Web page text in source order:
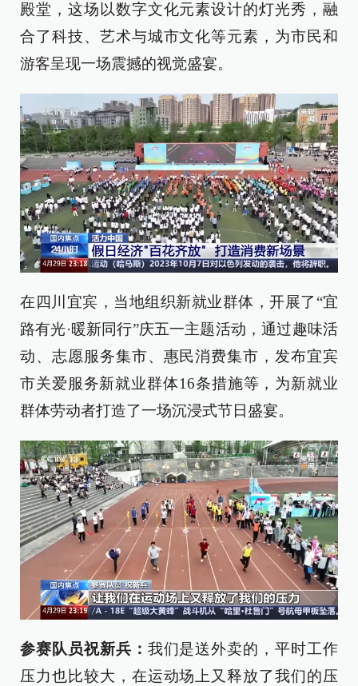
殿堂，这场以数字文化元素设计的灯光秀，融
合了科技、艺术与城市文化等元素，为市民和
游客呈现一场震撼的视觉盛宴。
在四川宜宾，当地组织新就业群体，开展了“宜
路有光·暖新同行”庆五一主题活动，通过趣味活
动、志愿服务集市、惠民消费集市，发布宜宾
市关爱服务新就业群体16条措施等，为新就业
群体劳动者打造了一场沉浸式节日盛宴。
参赛队员祝新兵： 我们是送外卖的，平时工作
压力也比较大，在运动场上又释放了我们的压